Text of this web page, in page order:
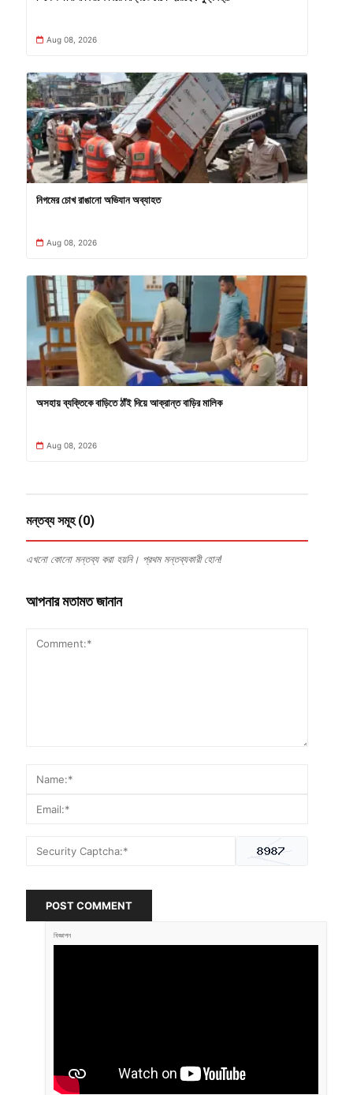
Aug 08, 2026
নিগমের চোখ রাঙানো অভিযান অব্যাহত
Aug 08, 2026
অসহায় ব্যক্তিকে বাড়িতে ঠাঁই দিয়ে আক্রান্ত বাড়ির মালিক
Aug 08, 2026
মন্তব্য সমূহ (0)
এখনো কোনো মন্তব্য করা হয়নি। প্রথম মন্তব্যকারী হোন!
আপনার মতামত জানান
POST COMMENT
বিজ্ঞাপন